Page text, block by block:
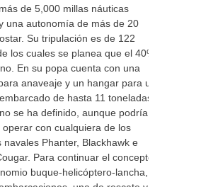
de 5,000 millas náuticas
una autonomía de más de 20
Su tripulación es de 122
los cuales se planea que el 40%
En su popa cuenta con una
anaveaje y un hangar para un
de hasta 11 toneladas,
se ha definido, aunque podría
con cualquiera de los
navales Phanter, Blackhawk e
Para continuar el concepto
buque-helicóptero-lancha,